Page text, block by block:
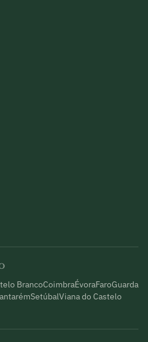
BrancoCoimbraÉvoraFaroGuarda
SetúbalViana do Castelo